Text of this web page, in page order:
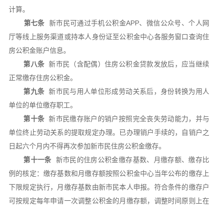
计算。
第七条 新市民可通过手机公积金APP、微信公众号、个人网
厅等线上服务渠道或持本人身份证至公积金中心各服务窗口查询住
房公积金账户信息。
第八条 新市民（含配偶）住房公积金贷款发放后，应当继续
正常缴存住房公积金。
第九条 新市民与用人单位形成劳动关系后，身份转换为用人
单位的单位缴存职工。
第十条 新市民缴存账户的销户按照完全丧失劳动能力，并与
单位终止劳动关系的提取规定办理。已办理销户手续的，自销户之
日起六个月内不得再次参加新市民住房公积金缴存。
第十一条 新市民的住房公积金缴存基数、月缴存额、缴存比
例的核定：缴存基数和月缴存额按照公积金中心当年公布的缴存上
下限规定执行，月缴存基数由新市民本人申报。符合条件的缴存户
可按规定每年申请一次调整公积金的月缴存额，调整时间原则上在